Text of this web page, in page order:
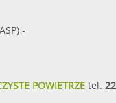
-
POWIETRZEtel. 22